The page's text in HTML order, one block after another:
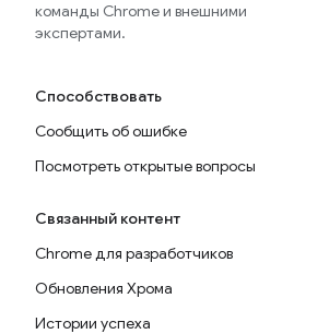
команды Chrome и внешними
экспертами.
Способствовать
Сообщить об ошибке
Посмотреть открытые вопросы
Связанный контент
Chrome для разработчиков
Обновления Хрома
Истории успеха